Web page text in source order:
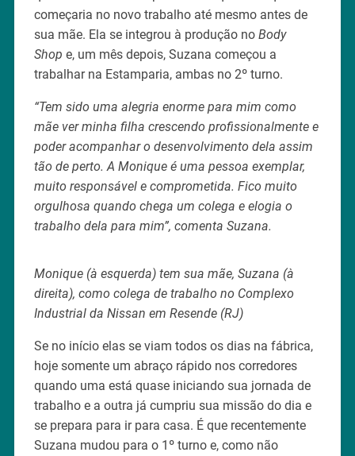
começaria no novo trabalho até mesmo antes de
sua mãe. Ela se integrou à produção no Body
Shop e, um mês depois, Suzana começou a
trabalhar na Estamparia, ambas no 2º turno.
“Tem sido uma alegria enorme para mim como
mãe ver minha filha crescendo profissionalmente e
poder acompanhar o desenvolvimento dela assim
tão de perto. A Monique é uma pessoa exemplar,
muito responsável e comprometida. Fico muito
orgulhosa quando chega um colega e elogia o
trabalho dela para mim”, comenta Suzana.
Monique (à esquerda) tem sua mãe, Suzana (à
direita), como colega de trabalho no Complexo
Industrial da Nissan em Resende (RJ)
Se no início elas se viam todos os dias na fábrica,
hoje somente um abraço rápido nos corredores
quando uma está quase iniciando sua jornada de
trabalho e a outra já cumpriu sua missão do dia e
se prepara para ir para casa. É que recentemente
Suzana mudou para o 1º turno e, como não